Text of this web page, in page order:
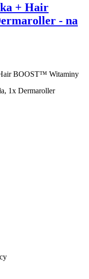
+ Hair
- na
BOOST™ Witaminy
1x Dermaroller